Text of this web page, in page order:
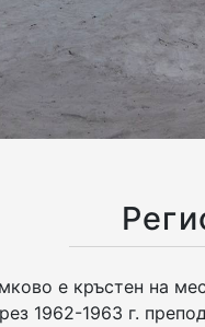
е кръстен на
1962-1963 г.